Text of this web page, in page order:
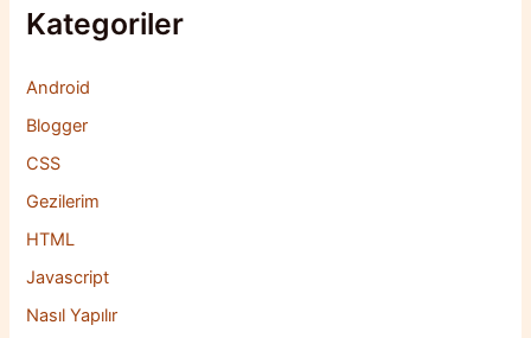
Kategoriler
Android
Blogger
CSS
Gezilerim
HTML
Javascript
Nasıl Yapılır